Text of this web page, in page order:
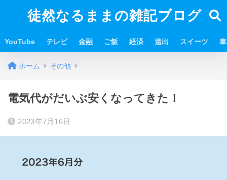
徒然なるままの雑記ブログ
YouTube テレビ 金融 ご飯 経済 遠出 スイーツ 車
ホーム その他
電気代がだいぶ安くなってきた！
2023年7月16日